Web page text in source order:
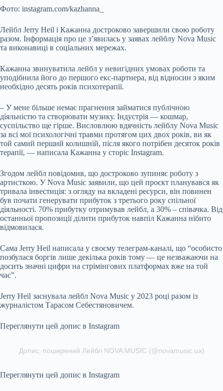
Фото: instagram.com/kazhanna_
Лейбл Jerry Heil і Кажанна достроково завершили свою роботу
разом. Інформація про це з’явилась у заявах лейблу Nova Music
та виконавиці в соціальних мережах.
Кажанна звинуватила лейбл у невигідних умовах роботи та
уподібнила його до першого екс-партнера, від відносин з яким
необхідно десять років психотерапії.
– У мене більше немає прагнення займатися публічною
діяльністю та створювати музику. Індустрія — кошмар,
суспільство ще гірше. Висловлюю вдячність лейблу Nova Music
за всі мої психологічні травми протягом цих двох років, ви як
той самий перший колишній, після якого потрібен десяток років
терапії, — написала Кажанна у сторіс Instagram.
Згодом лейбл повідомив, що достроково зупиняє роботу з
артисткою. У Nova Music заявили, що цей проєкт планувався як
тривала інвестиція: з огляду на вкладені ресурси, він повинен
був почати генерувати прибуток з третього року спільної
діяльності. 70% прибутку отримував лейбл, а 30% – співачка. Від
останньої пропозиції ділити прибуток навпіл Кажанна нібито
відмовилася.
Сама Jerry Heil написала у своєму телеграм-каналі, що “особисто
позбулася боргів лише декілька років тому — це незважаючи на
досить значні цифри на стрімінгових платформах вже на той
час”.
Jerry Heil заснувала лейбл Nova Music у 2023 році разом із
журналістом Тарасом Себестяновичем.
Переглянути цей допис в Instagram
Допис, поширений Лейбл NOVA MUSIC (@novamusic.ua)
Переглянути цей допис в Instagram